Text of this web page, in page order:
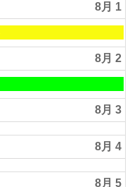
8月 1
8月 2
8月 3
8月 4
8月 5